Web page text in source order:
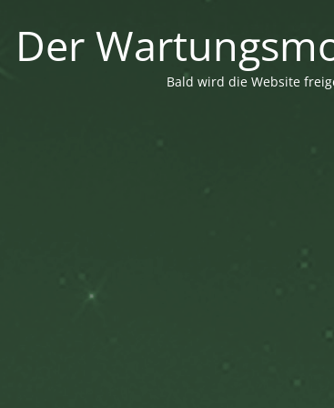
Der
Bald wird die Website